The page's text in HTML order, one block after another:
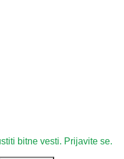
bitne vesti. Prijavite se.